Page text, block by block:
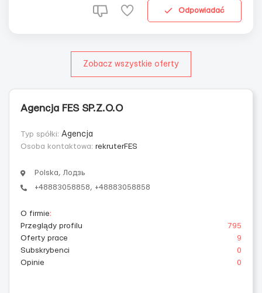
tusz, półtusz)Główne obowiązki:Podział pół...Odpowiadać
Zobacz wszystkie oferty
Agencja FES SP.Z.O.O
Typ spółki: Agencja
Osoba kontaktowa: rekruterFES
Polska, Лодзь
+48883058858, +48883058858
O firmie:
Przeglądy profilu
795
Oferty prace
9
Subskrybenci
0
Opinie
0